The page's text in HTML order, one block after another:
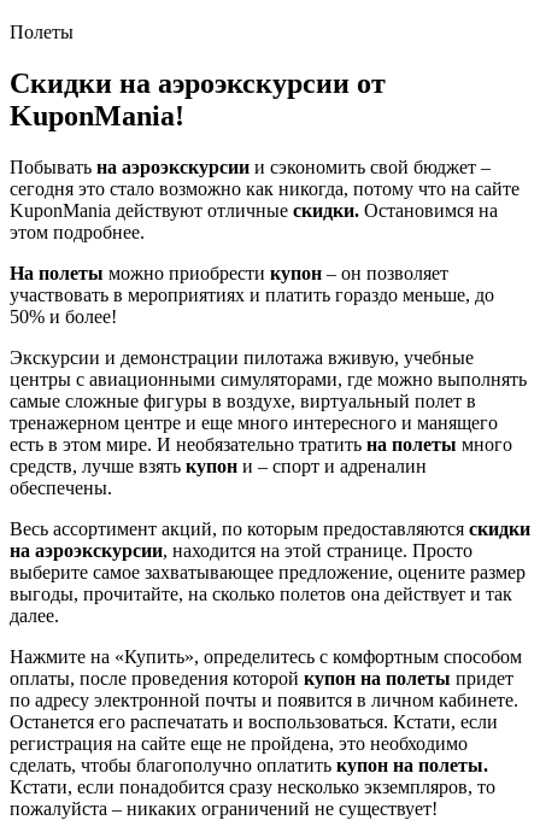
Полеты
Скидки на аэроэкскурсии от
KuponMania!
Побывать на аэроэкскурсии и сэкономить свой бюджет –
сегодня это стало возможно как никогда, потому что на сайте
KuponMania действуют отличные скидки. Остановимся на
этом подробнее.
На полеты можно приобрести купон – он позволяет
участвовать в мероприятиях и платить гораздо меньше, до
50% и более!
Экскурсии и демонстрации пилотажа вживую, учебные
центры с авиационными симуляторами, где можно выполнять
самые сложные фигуры в воздухе, виртуальный полет в
тренажерном центре и еще много интересного и манящего
есть в этом мире. И необязательно тратить на полеты много
средств, лучше взять купон и – спорт и адреналин
обеспечены.
Весь ассортимент акций, по которым предоставляются скидки
на аэроэкскурсии, находится на этой странице. Просто
выберите самое захватывающее предложение, оцените размер
выгоды, прочитайте, на сколько полетов она действует и так
далее.
Нажмите на «Купить», определитесь с комфортным способом
оплаты, после проведения которой купон на полеты придет
по адресу электронной почты и появится в личном кабинете.
Останется его распечатать и воспользоваться. Кстати, если
регистрация на сайте еще не пройдена, это необходимо
сделать, чтобы благополучно оплатить купон на полеты.
Кстати, если понадобится сразу несколько экземпляров, то
пожалуйста – никаких ограничений не существует!